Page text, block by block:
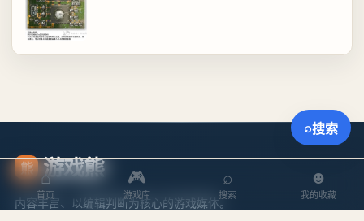
熊 游戏熊
内容丰富、以编辑判断为核心的游戏媒体。
⌂
首页
🎮
游戏库
⌕
搜索
☻
我的收藏
⌕搜索